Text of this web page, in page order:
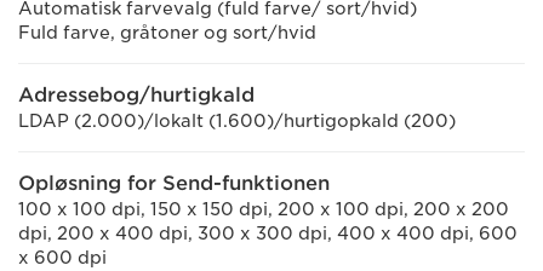
Automatisk farvevalg (fuld farve/ sort/hvid)
Fuld farve, gråtoner og sort/hvid
Adressebog/hurtigkald
LDAP (2.000)/lokalt (1.600)/hurtigopkald (200)
Opløsning for Send-funktionen
100 x 100 dpi, 150 x 150 dpi, 200 x 100 dpi, 200 x 200
dpi, 200 x 400 dpi, 300 x 300 dpi, 400 x 400 dpi, 600
x 600 dpi